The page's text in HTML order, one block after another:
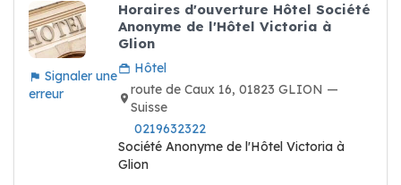
Signaler une
erreur
Horaires d'ouverture Hôtel Société
Anonyme de l'Hôtel Victoria à
Glion
Hôtel
route de Caux 16, 01823 GLION —
Suisse
0219632322
Société Anonyme de l'Hôtel Victoria à
Glion